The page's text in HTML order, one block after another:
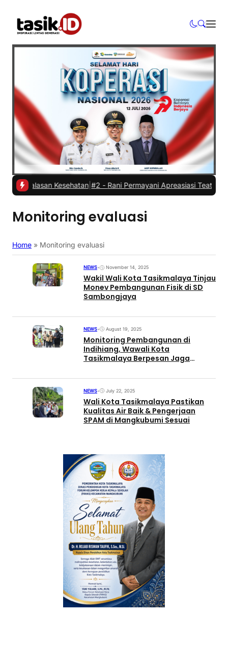
alasan Kesehatan|#2 -Rani Permayani Apreasiasi Teater Gawe
Monitoring evaluasi
Home » Monitoring evaluasi
NEWS• November 14, 2025
Wakil Wali Kota Tasikmalaya Tinjau
Monev Pembangunan Fisik di SD
Sambongjaya
NEWS• August 19, 2025
Monitoring Pembangunan di
Indihiang, Wawali Kota
Tasikmalaya Berpesan Jaga
NEWS• July 22, 2025
Wali Kota Tasikmalaya Pastikan
Kualitas Air Baik & Pengerjaan
SPAM di Mangkubumi Sesuai